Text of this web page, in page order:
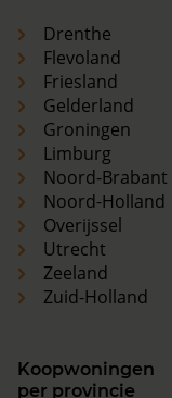
Drenthe
Flevoland
Friesland
Gelderland
Groningen
Limburg
Noord-Brabant
Noord-Holland
Overijssel
Utrecht
Zeeland
Zuid-Holland
Koopwoningen
per provincie